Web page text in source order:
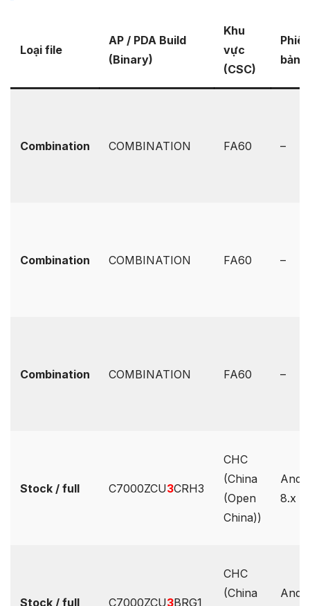
Loại file
AP / PDA Build
(Binary)
Khu
vực
(CSC)
Phiên
bản
Combination COMBINATION FA60 –
Combination COMBINATION FA60 –
Combination COMBINATION FA60 –
Stock / full C7000ZCU3CRH3
CHC
(China
(Open
China))
8.x
Stock / full C7000ZCU3BRG1
CHC
(China